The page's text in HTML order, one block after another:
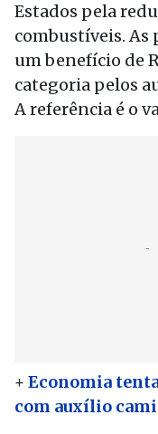
Estados pela
combustíveis. As
um benefício de
categoria pelos
A referência é o
+ Economia
com auxílio